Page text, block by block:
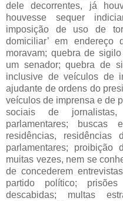
dele decorrentes, já
houvesse sequer
imposição de uso de
domiciliar’ em
moravam; quebra de
um senador; quebra de
inclusive de veículos de
ajudante de ordens do
veículos de imprensa e de
sociais de
parlamentares; buscas
residências,
parlamentares; proibição
muitas vezes, nem se
de concederem
partido político;
descabidas; multas